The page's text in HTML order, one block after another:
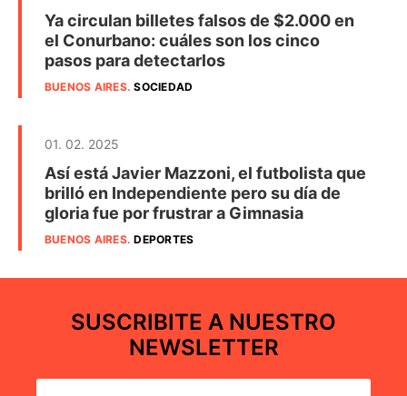
Ya circulan billetes falsos de $2.000 en
el Conurbano: cuáles son los cinco
pasos para detectarlos
BUENOS AIRES.SOCIEDAD
01. 02. 2025
Así está Javier Mazzoni, el futbolista que
brilló en Independiente pero su día de
gloria fue por frustrar a Gimnasia
BUENOS AIRES.DEPORTES
SUSCRIBITE A NUESTRO
NEWSLETTER